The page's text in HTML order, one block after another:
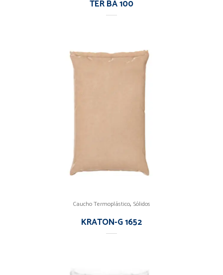
TER BA 100
Caucho Termoplástico, Sólidos
KRATON-G 1652